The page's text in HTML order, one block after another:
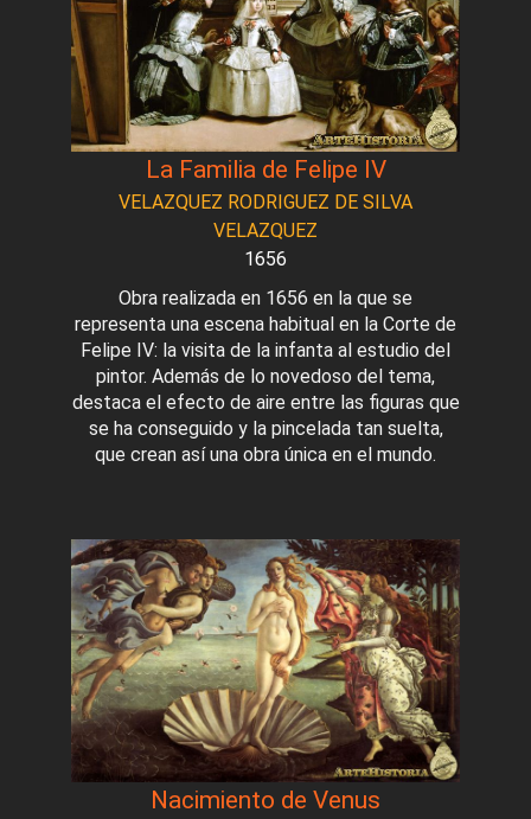
La Familia de Felipe IV
VELAZQUEZ RODRIGUEZ DE SILVA
VELAZQUEZ
1656
Obra realizada en 1656 en la que se
representa una escena habitual en la Corte de
Felipe IV: la visita de la infanta al estudio del
pintor. Además de lo novedoso del tema,
destaca el efecto de aire entre las figuras que
se ha conseguido y la pincelada tan suelta,
que crean así una obra única en el mundo.
Nacimiento de Venus